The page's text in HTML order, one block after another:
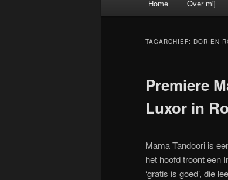
Spring naar de
Spring naar de
Home Over mij
TAGARCHIEF: DORIEN
Premiere
Luxor in
Mama Tandoori is
het hoofd troont een
‘gratis is goed’, die